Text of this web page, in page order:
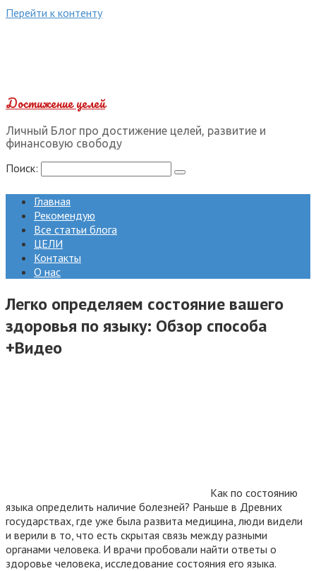
Перейти к контенту
Достижение целей
Личный Блог про достижение целей, развитие и
финансовую свободу
Поиск:
Главная
Рекомендую
Все статьи блога
ЦЕЛИ
Контакты
О нас
Легко определяем состояние вашего
здоровья по языку: Обзор способа
+Видео
Как по состоянию
языка определить наличие болезней? Раньше в Древних
государствах, где уже была развита медицина, люди видели
и верили в то, что есть скрытая связь между разными
органами человека. И врачи пробовали найти ответы о
здоровье человека, исследование состояния его языка.